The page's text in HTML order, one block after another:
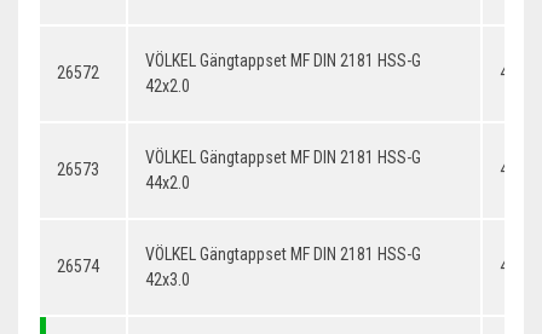
26572
VÖLKEL Gängtappset MF DIN 2181 HSS-G
42x2.0
26573
VÖLKEL Gängtappset MF DIN 2181 HSS-G
44x2.0
26574
VÖLKEL Gängtappset MF DIN 2181 HSS-G
42x3.0